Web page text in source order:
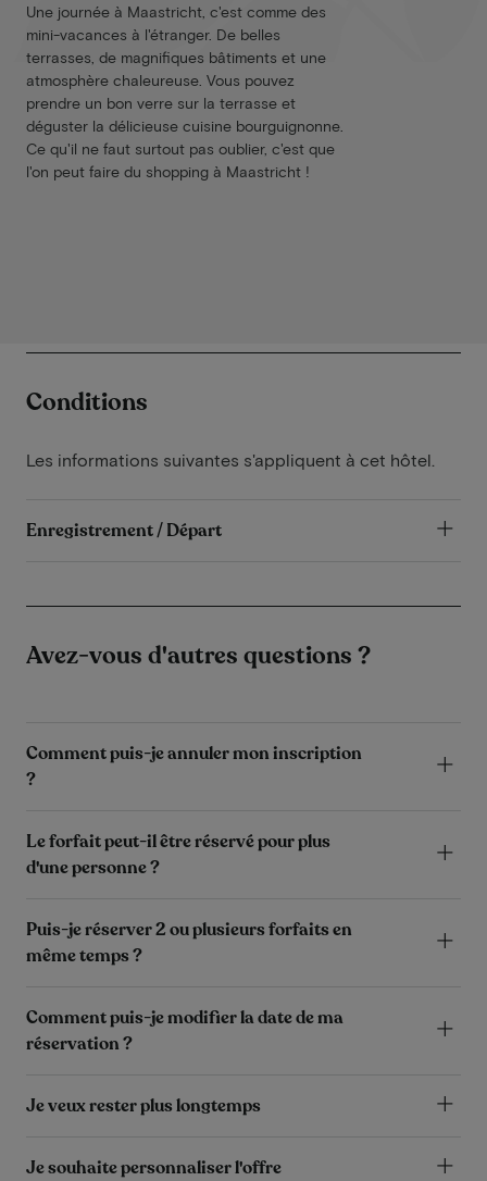
Une journée à Maastricht, c'est comme des
mini-vacances à l'étranger. De belles
terrasses, de magnifiques bâtiments et une
atmosphère chaleureuse. Vous pouvez
prendre un bon verre sur la terrasse et
déguster la délicieuse cuisine bourguignonne.
Ce qu'il ne faut surtout pas oublier, c'est que
l'on peut faire du shopping à Maastricht !
Conditions
Les informations suivantes s'appliquent à cet hôtel.
Enregistrement / Départ
Avez-vous d'autres questions ?
Comment puis-je annuler mon inscription
?
Le forfait peut-il être réservé pour plus
d'une personne ?
Puis-je réserver 2 ou plusieurs forfaits en
même temps ?
Comment puis-je modifier la date de ma
réservation ?
Je veux rester plus longtemps
Je souhaite personnaliser l'offre